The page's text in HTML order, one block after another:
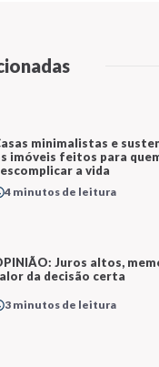
minimalistas e
imóveis feitos para
a vida
4 minutos de leitura
Juros altos,
da decisão certa
3 minutos de leitura